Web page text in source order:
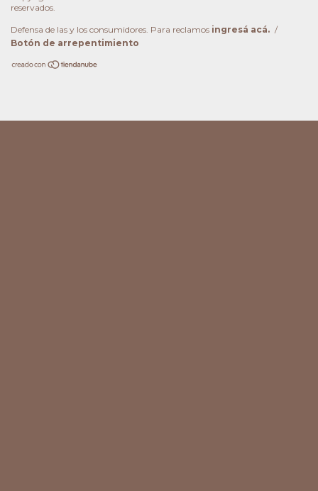
reservados.
Defensa de las y los consumidores. Para reclamos ingresá acá. /
Botón de arrepentimiento